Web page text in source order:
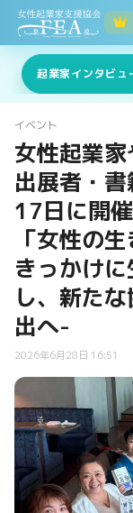
起業家インタビュ
イベント
女性起業家
出展者・
17日に開
「女性の
きっかけ
し、新た
出へ-
2026年6月28日 16:51